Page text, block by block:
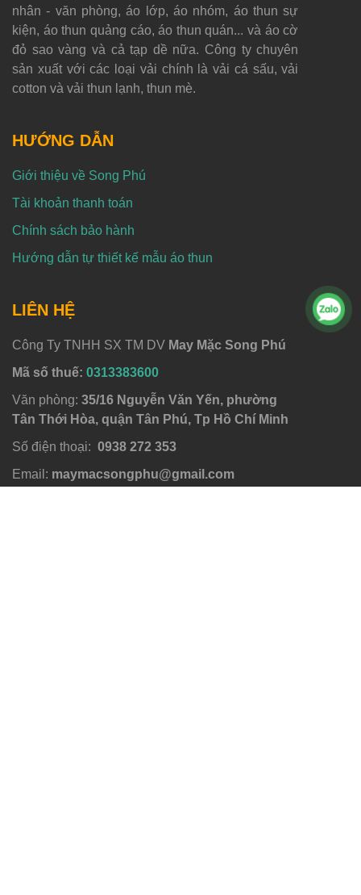
nhân - văn phòng, áo lớp, áo nhóm, áo thun sự
kiện, áo thun quảng cáo, áo thun quán... và áo cờ
đỏ sao vàng và cả tạp dề nữa. Công ty chuyên
sản xuất với các loại vải chính là vải cá sấu, vải
cotton và vải thun lạnh, thun mè.
HƯỚNG DẪN
Giới thiệu về Song Phú
Tài khoản thanh toán
Chính sách bảo hành
Hướng dẫn tự thiết kế mẫu áo thun
LIÊN HỆ
Công Ty TNHH SX TM DV May Mặc Song Phú
Mã số thuế: 0313383600
Văn phòng: 35/16 Nguyễn Văn Yến, phường
Tân Thới Hòa, quận Tân Phú, Tp Hồ Chí Minh
Số điện thoại: 0938 272 353
Email: maymacsongphu@gmail.com